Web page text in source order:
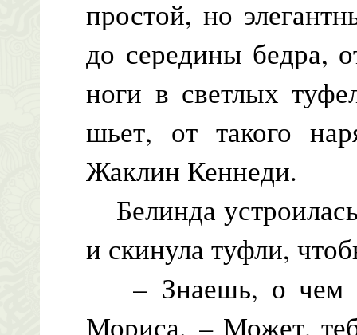
простой, но
до середины бедра,
ноги в светлых
шьет, от такого
Жаклин Кеннеди.
Белинда
и скинула туфли,
– Знаешь, о чем
Мориса. – Может,